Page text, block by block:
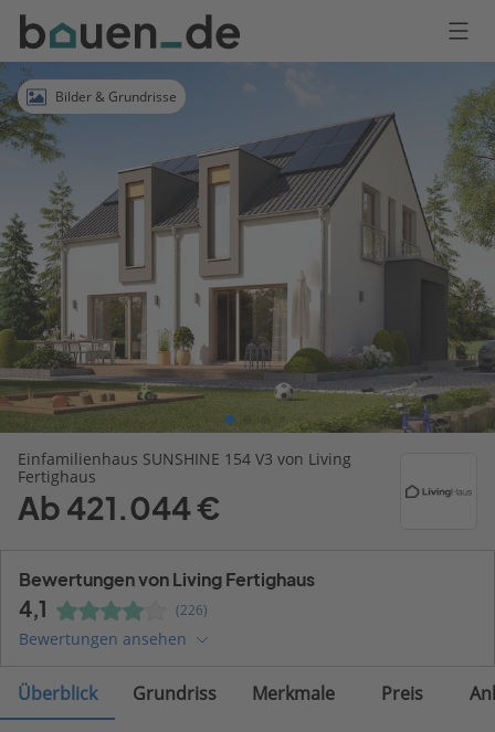
Bauen
Logo
AnmeldenBilder & Grundrisse
Einfamilienhaus SUNSHINE 154 V3 von Living
Fertighaus
Ab 421.044 €
Bewertungen von Living Fertighaus
4,1 (226)
Bewertungen ansehen
Überblick Grundriss Merkmale Preis